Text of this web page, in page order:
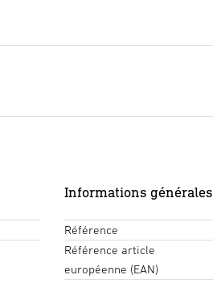
Informations générales
Référence
Référence article
européenne (EAN)